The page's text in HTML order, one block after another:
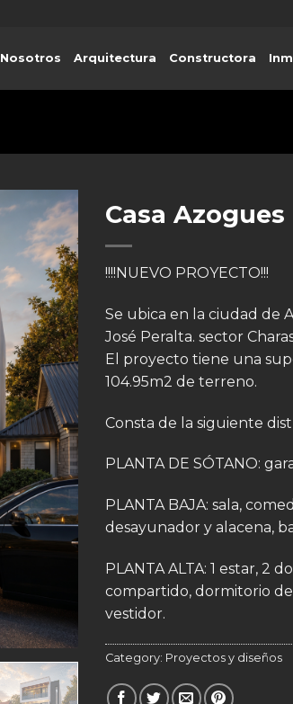
Nosotros Arquitectura Constructora
Casa Azogues
!!!!NUEVO PROYECTO!!!
Se ubica en la ciudad de
José Peralta. sector
El proyecto tiene una
104.95m2 de terreno.
Consta de la siguiente
PLANTA DE SÓTANO:
PLANTA BAJA: sala,
desayunador y alacena,
PLANTA ALTA: 1 estar, 2
compartido, dormitorio
vestidor.
Category: Proyectos y diseños